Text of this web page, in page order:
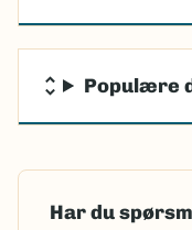
Populære
Har du